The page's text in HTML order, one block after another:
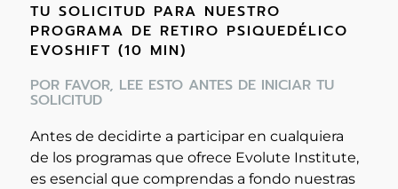
TU SOLICITUD PARA NUESTRO
PROGRAMA DE RETIRO PSIQUEDÉLICO
EVOSHIFT (10 MIN)
POR FAVOR, LEE ESTO ANTES DE INICIAR TU
SOLICITUD
Antes de decidirte a participar en cualquiera
de los programas que ofrece Evolute Institute,
es esencial que comprendas a fondo nuestras